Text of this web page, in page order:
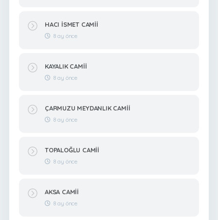
HACI İSMET CAMİİ
8 ay önce
KAYALIK CAMİİ
8 ay önce
ÇARMUZU MEYDANLIK CAMİİ
8 ay önce
TOPALOĞLU CAMİİ
8 ay önce
AKSA CAMİİ
8 ay önce